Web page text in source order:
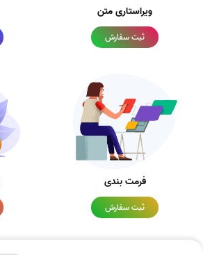
ویراستاری متن
ثبت سفارش
فرمت بندی
ثبت سفارش